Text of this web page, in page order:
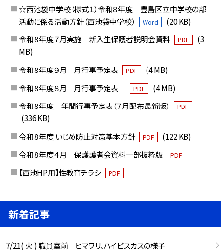
☆西池袋中学校（様式１）令和８年度 豊島区立中学校の部
活動に係る活動方針（西池袋中学校）
Word
(20 KB)
令和８年度７月実施 新入生保護者説明会資料
PDF
(3
MB)
令和８年度９月 月行事予定表
PDF
(4 MB)
令和８年度８月 月行事予定表
PDF
(4 MB)
令和８年度 年間行事予定表（７月配布最新版）
PDF
(336 KB)
令和８年度 いじめ防止対策基本方針
PDF
(122 KB)
令和８年度４月 保護護者会資料一部抜粋版
PDF
【西池HP用】性教育チラシ PDF
新着記事
7/21( 火 ) 職員室前 ヒマワリ、ハイビスカスの様子